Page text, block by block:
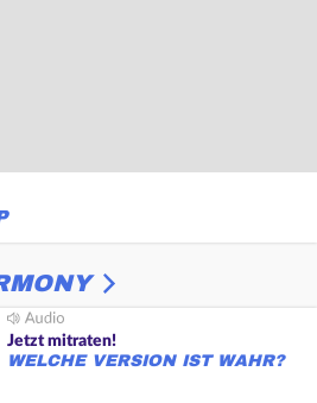
Jetzt mitraten!
WELCHE VERSION IST WAHR?